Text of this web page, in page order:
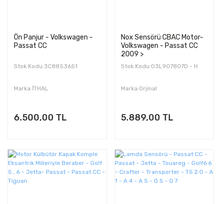
Ön Panjur - Volkswagen -
Passat CC
Stok Kodu:3C8853651
Marka:İTHAL
6.500,00 TL
Nox Sensörü CBAC Motor-
Volkswagen - Passat CC
2009 >
Stok Kodu:03L907807D - H
Marka:Orjinal
5.889,00 TL